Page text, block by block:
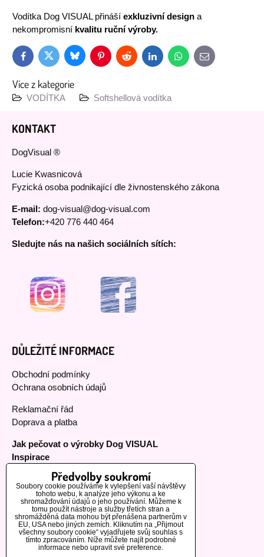
Vodítka Dog VISUAL přináší exkluzivní design a
nekompromisní kvalitu ruční výroby.
FacebookTwitter BlueskyPinterestReddit LinkedInWhatsApp
E-
mail
Více z kategorie
VODÍTKA Softshellová vodítka
KONTAKT
DogVisual ®
Lucie Kwasnicová
Fyzická osoba podnikající dle živnostenského zákona
E-mail: dog-visual@dog-visual.com
Telefon:+420 776 440 464
Sledujte nás na našich sociálních sítích:
DŮLEŽITÉ INFORMACE
Obchodní podmínky
Ochrana osobních údajů
Reklamační řád
Doprava a platba
Jak pečovat o výrobky Dog VISUAL
Inspirace
MOHLO BY VÁS ZAJÍMAT
Naši zákazníci
Informace o výrobcích
Předvolby soukromí
Soubory cookie používáme k vylepšení vaší návštěvy
tohoto webu, k analýze jeho výkonu a ke
shromažďování údajů o jeho používání. Můžeme k
tomu použít nástroje a služby třetích stran a
shromážděná data mohou být přenášena partnerům v
EU, USA nebo jiných zemích. Kliknutím na „Přijmout
všechny soubory cookie“ vyjadřujete svůj souhlas s
tímto zpracováním. Níže můžete najít podrobné
informace nebo upravit své preference.